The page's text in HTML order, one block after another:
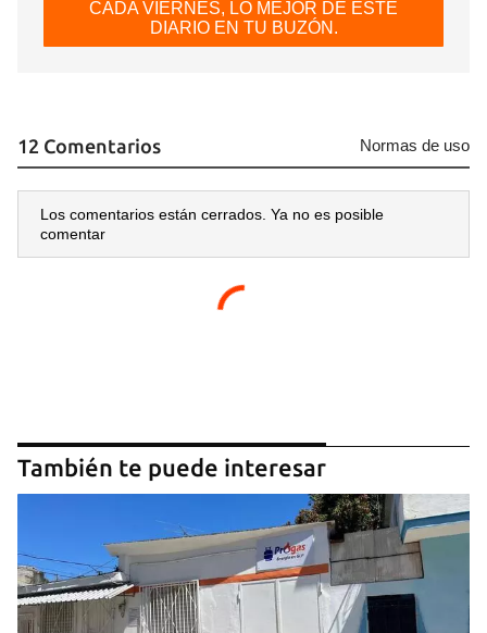
CADA VIERNES, LO MEJOR DE ESTE
DIARIO EN TU BUZÓN.
12 Comentarios Normas de uso
Los comentarios están cerrados. Ya no es posible
comentar
También te puede interesar